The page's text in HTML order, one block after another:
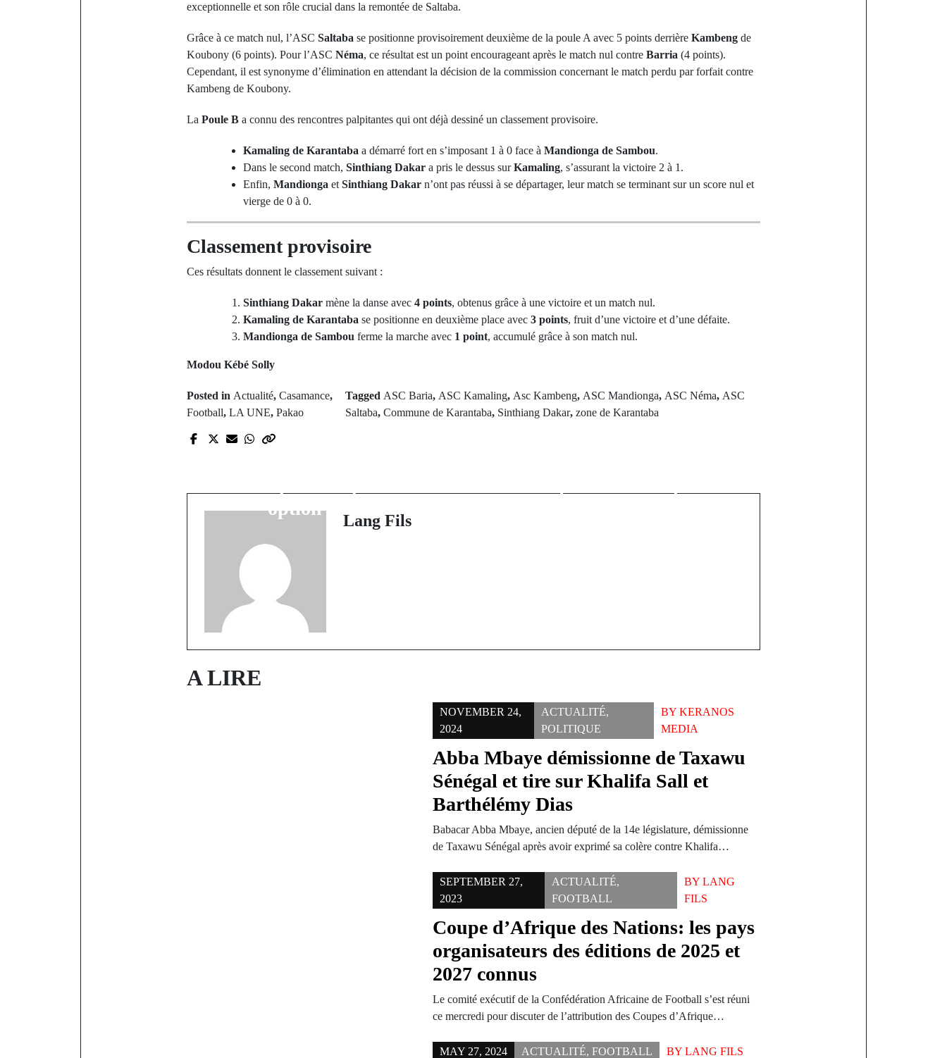
exceptionnelle et son rôle crucial dans la remontée de Saltaba.
Grâce à ce match nul, l’ASC Saltaba se positionne provisoirement deuxième de la poule A avec 5 points derrière Kambeng de
Koubony (6 points). Pour l’ASC Néma, ce résultat est un point encourageant après le match nul contre Barria (4 points).
Cependant, il est synonyme d’élimination en attendant la décision de la commission concernant le match perdu par forfait contre
Kambeng de Koubony.
La Poule B a connu des rencontres palpitantes qui ont déjà dessiné un classement provisoire.
Kamaling de Karantaba a démarré fort en s’imposant 1 à 0 face à Mandionga de Sambou.
Dans le second match, Sinthiang Dakar a pris le dessus surKamaling, s’assurant la victoire 2 à 1.
Enfin, Mandionga et Sinthiang Dakar n’ont pas réussi à se départager, leur match se terminant sur un score nul et
vierge de 0 à 0.
Classement provisoire
Ces résultats donnent le classement suivant :
Sinthiang Dakar mène la danse avec 4 points, obtenus grâce à une victoire et un match nul.
Kamaling de Karantaba se positionne en deuxième place avec 3 points, fruit d’une victoire et d’une défaite.
Mandionga de Sambou ferme la marche avec 1 point, accumulé grâce à son match nul.
Modou Kébé Solly
Posted in Actualité, Casamance,
Football, LA UNE, Pakao
Tagged ASC Baria, ASC Kamaling, Asc Kambeng, ASC Mandionga, ASC Néma, ASC
Saltaba, Commune de Karantaba, Sinthiang Dakar, zone de Karantaba
option d'achat
africaine pour la
Lang Fils
A LIRE
NOVEMBER 24,
2024
ACTUALITÉ,
POLITIQUE
BYKERANOS
MEDIA
Abba Mbaye démissionne de Taxawu
Sénégal et tire sur Khalifa Sall et
Barthélémy Dias
Babacar Abba Mbaye, ancien député de la 14e législature, démissionne
de Taxawu Sénégal après avoir exprimé sa colère contre Khalifa…
SEPTEMBER 27,
2023
ACTUALITÉ,
FOOTBALL
BY LANG
FILS
Coupe d’Afrique des Nations: les pays
organisateurs des éditions de 2025 et
2027 connus
Le comité exécutif de la Confédération Africaine de Football s’est réuni
ce mercredi pour discuter de l’attribution des Coupes d’Afrique…
MAY 27, 2024 ACTUALITÉ,FOOTBALL BYLANG FILS